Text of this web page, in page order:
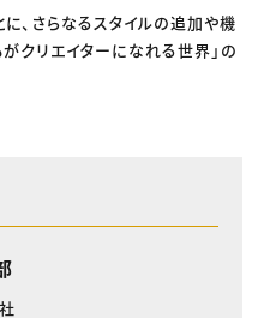
、さらなるスタイルの追加や機
クリエイターになれる世界」の